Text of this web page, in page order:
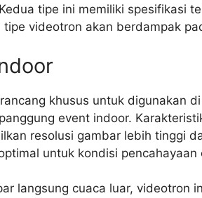
tipe ini memiliki spesifikasi
tipe videotron akan berdampak
khusus untuk digunakan
event indoor.
resolusi gambar lebih tinggi
untuk kondisi pencahayaan
langsung cuaca luar, videotron